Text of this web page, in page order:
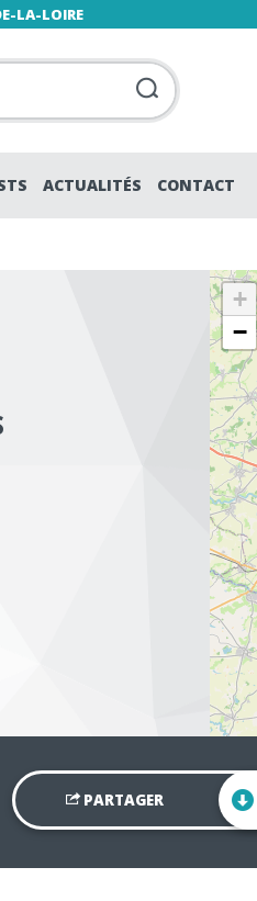
LA-LOIRE
ACTUALITÉS CONTACT
+
−
PARTAGER